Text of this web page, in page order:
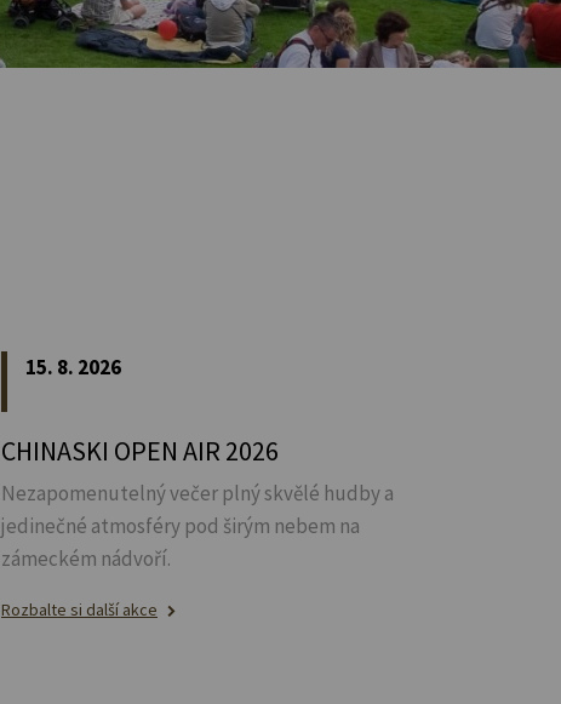
15. 8. 2026
CHINASKI OPEN AIR 2026
Nezapomenutelný večer plný skvělé hudby a
jedinečné atmosféry pod širým nebem na
zámeckém nádvoří.
Rozbalte si další akce